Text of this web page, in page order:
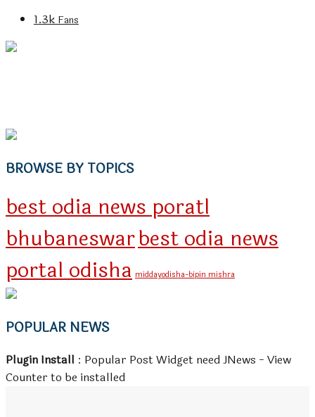
1.3k Fans
BROWSE BY TOPICS
best odia news poratl
bhubaneswarbest odia news
portal odisha middayodisha-bipin mishra
POPULAR NEWS
Plugin Install : Popular Post Widget need JNews - View
Counter to be installed